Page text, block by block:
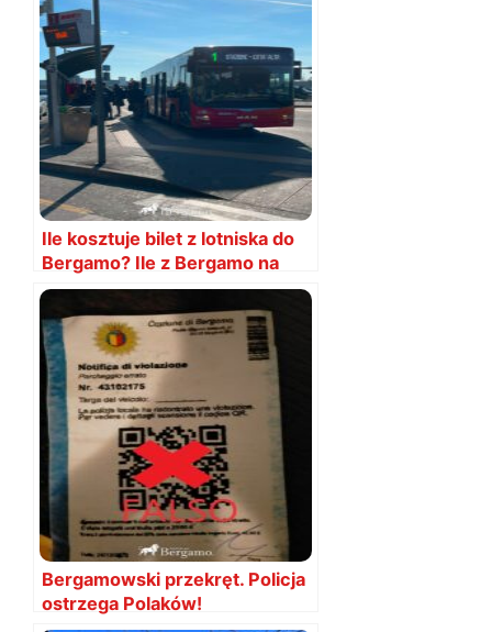
Ile kosztuje bilet z lotniska do
Bergamo? Ile z Bergamo na
lotnisko?
Bergamowski przekręt. Policja
ostrzega Polaków!